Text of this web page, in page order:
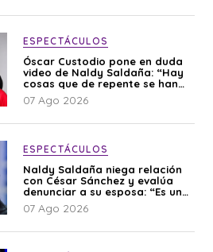
ESPECTÁCULOS
Óscar Custodio pone en duda
video de Naldy Saldaña: “Hay
cosas que de repente se han
editado”
07 Ago 2026
ESPECTÁCULOS
Naldy Saldaña niega relación
con César Sánchez y evalúa
denunciar a su esposa: “Es una
difamación”
07 Ago 2026